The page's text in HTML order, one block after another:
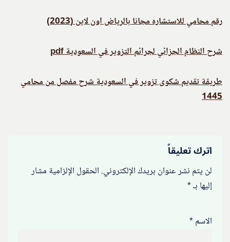
رقم محامي للاستشاره مجانا بالرياض اون لاين (2023)
شرح النظام الجزائي لجرائم التزوير في السعودية pdf
طريقة تقديم شكوى تزوير في السعودية شرح مفصل من محامي
1445
اترك تعليقاً
لن يتم نشر عنوان بريدك الإلكتروني. الحقول الإلزامية مشار
إليها بـ*
الاسم*